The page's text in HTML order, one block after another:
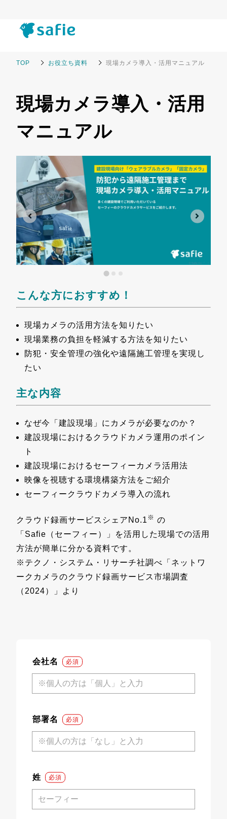
TOP お役立ち資料 現場カメラ導入・活用マニュアル
現場カメラ導入・活用
マニュアル
こんな方におすすめ！
現場カメラの活用方法を知りたい
現場業務の負担を軽減する方法を知りたい
防犯・安全管理の強化や遠隔施工管理を実現し
たい
主な内容
なぜ今「建設現場」にカメラが必要なのか？
建設現場におけるクラウドカメラ運⽤のポイン
ト
建設現場におけるセーフィーカメラ活⽤法
映像を視聴する環境構築⽅法をご紹介
セーフィークラウドカメラ導⼊の流れ
クラウド録画サービスシェアNo.1 ※ の
「Safie（セーフィー）」を活用した現場での活用
方法が簡単に分かる資料です。
※テクノ・システム・リサーチ社調べ「ネットワ
ークカメラのクラウド録画サービス市場調査
（2024）」より
会社名
部署名
姓